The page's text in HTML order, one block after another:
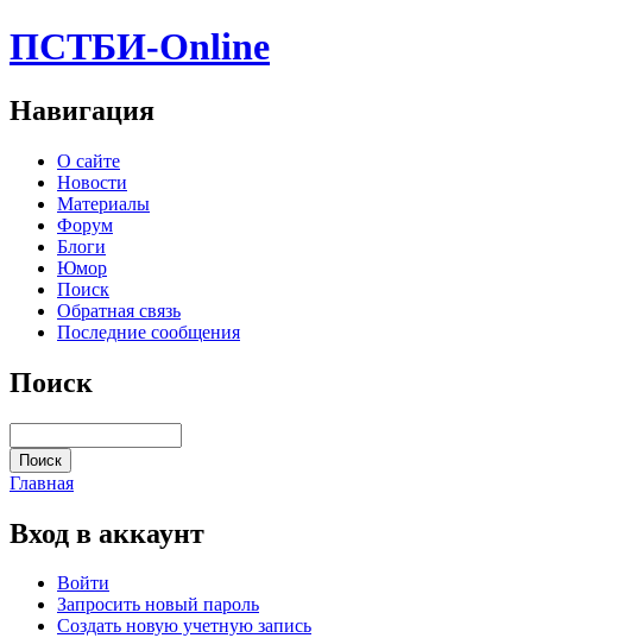
ПСТБИ-Online
Навигация
О сайте
Новости
Материалы
Форум
Блоги
Юмор
Поиск
Обратная связь
Последние сообщения
Поиск
Главная
Вход в аккаунт
Войти
Запросить новый пароль
Создать новую учетную запись